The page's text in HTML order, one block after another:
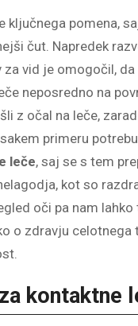
ključnega pomena,
čut. Napredek
za vid je omogočil,
neposredno na
z očal na leče,
primeru
leče, saj se s tem
kot so
oči pa nam lahko
o zdravju celotnega
kontaktne